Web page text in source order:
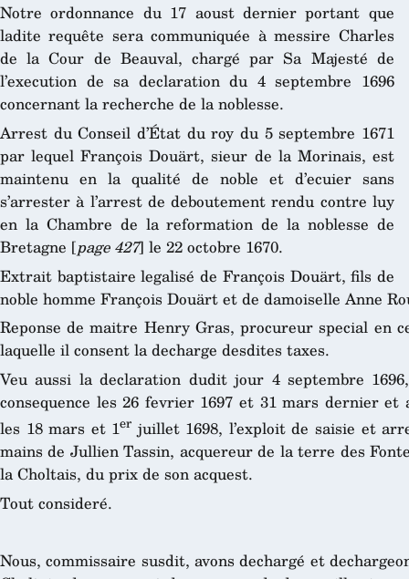
Notre ordonnance du 17 aoust dernier portant que
ladite requête sera communiquée à messire Charles
de la Cour de Beauval, chargé par Sa Majesté de
l’execution de sa declaration du 4 septembre 1696
concernant la recherche de la noblesse.
Arrest du Conseil d’État du roy du 5 septembre 1671
par lequel François Douärt, sieur de la Morinais, est
maintenu en la qualité de noble et d’ecuier sans
s’arrester à l’arrest de deboutement rendu contre luy
en la Chambre de la reformation de la noblesse de
Bretagne [page 427] le 22 octobre 1670.
Extrait baptistaire legalisé de François Douärt, fils de
noble homme François Douärt et de damoiselle Anne
Reponse de maitre Henry Gras, procureur special en
laquelle il consent la decharge desdites taxes.
Veu aussi la declaration dudit jour 4 septembre
consequence les 26 fevrier 1697 et 31 mars dernier
les 18 mars et 1er juillet 1698, l’exploit de saisie et
mains de Jullien Tassin, acquereur de la terre des
la Choltais, du prix de son acquest.
Tout consideré.
Nous, commissaire susdit, avons dechargé et